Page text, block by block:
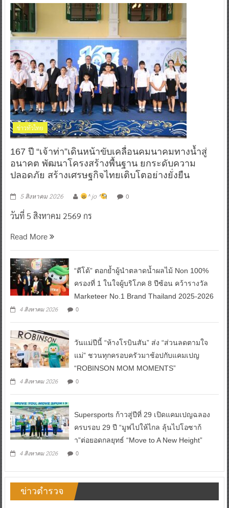
ข่าวทั่วไทย
167 ปี “เจ้าท่า”เดินหน้าขับเคลื่อนคมนาคมทางน้ำสู่
อนาคต พัฒนาโครงสร้างพื้นฐาน ยกระดับความ
ปลอดภัย สร้างเศรษฐกิจไทยเติบโตอย่างยั่งยืน
5 สิงหาคม 2026 ^ jo ^ 0
วันที่ 5 สิงหาคม 2569 กร
Read More
“ดีโด้” ตอกย้ำผู้นำตลาดน้ำผลไม้ Non 100%
ครองที่ 1 ในใจผู้บริโภค 8 ปีซ้อน คว้ารางวัล
Marketeer No.1 Brand Thailand 2025-2026
4 สิงหาคม 2026 0
วันแม่ปีนี้ “ห้างโรบินสัน” ส่ง “ส่วนลดตามใจ
แม่” ชวนทุกครอบครัวมาช้อปกับแคมเปญ
“ROBINSON MOM MOMENTS”
4 สิงหาคม 2026 0
Supersports ก้าวสู่ปีที่ 29 เปิดแคมเปญฉลอง
ครบรอบ 29 ปี “มูฟไปให้ไกล ลุ้นไปโอซาก้
า”ต่อยอดกลยุทธ์ “Move to A New Height”
4 สิงหาคม 2026 0
ข่าวตำรวจ